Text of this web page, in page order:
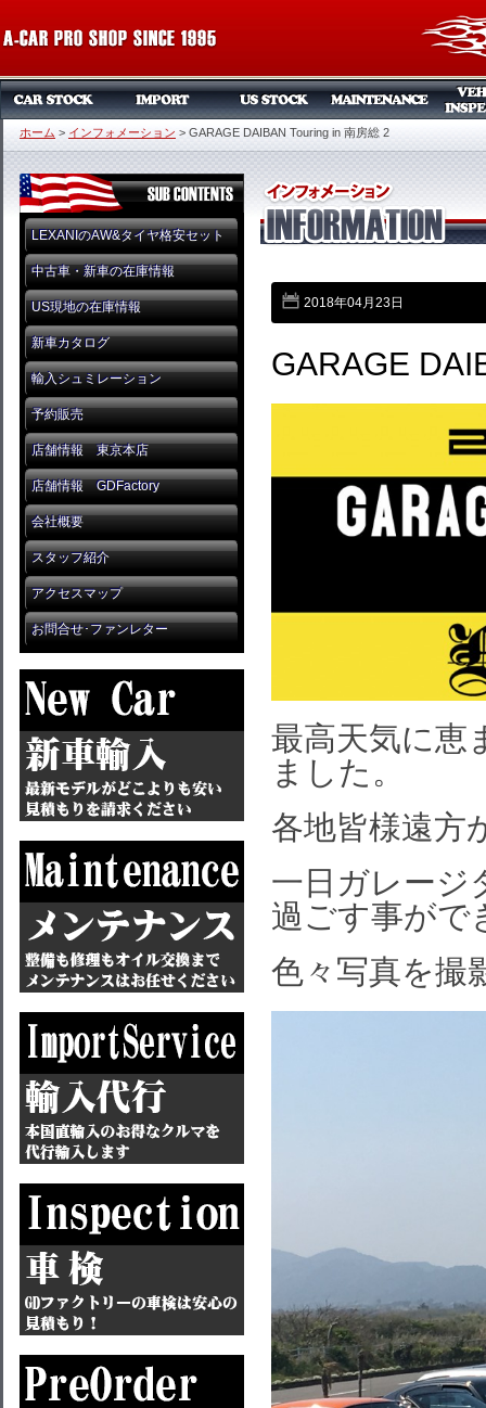
ホーム > インフォメーション > GARAGE DAIBAN Touring in 南房総 2
LEXANIのAW&タイヤ格安セット
中古車・新車の在庫情報
US現地の在庫情報
新車カタログ
輸入シュミレーション
予約販売
店舗情報 東京本店
店舗情報 GDFactory
会社概要
スタッフ紹介
アクセスマップ
お問合せ･ファンレター
2018年04月23日
GARAGE
最高天気に恵
ました。
各地皆様遠方
一日ガレージ
過ごす事がで
色々写真を撮